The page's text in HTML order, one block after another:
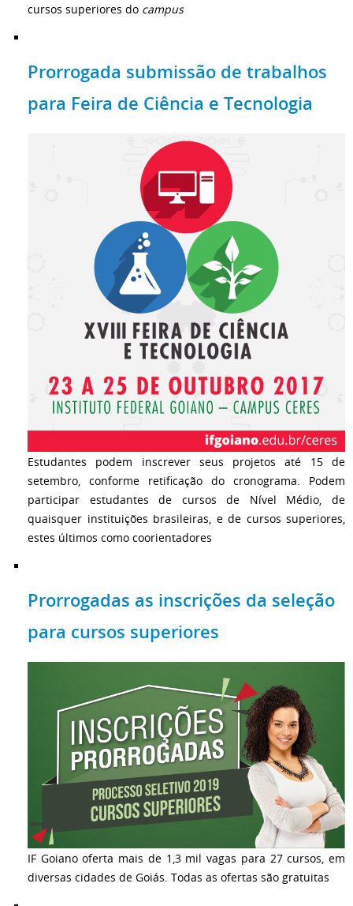
cursos superiores do campus
Prorrogada submissão de trabalhos
para Feira de Ciência e Tecnologia
Estudantes podem inscrever seus projetos até 15 de
setembro, conforme retificação do cronograma. Podem
participar estudantes de cursos de Nível Médio, de
quaisquer instituições brasileiras, e de cursos superiores,
estes últimos como coorientadores
Prorrogadas as inscrições da seleção
para cursos superiores
IF Goiano oferta mais de 1,3 mil vagas para 27 cursos, em
diversas cidades de Goiás. Todas as ofertas são gratuitas